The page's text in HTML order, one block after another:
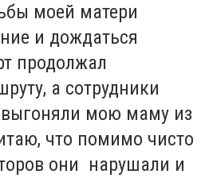
моей матери
и дождаться
продолжал
а сотрудники
выгоняли мою маму из
что помимо чисто
они нарушали и